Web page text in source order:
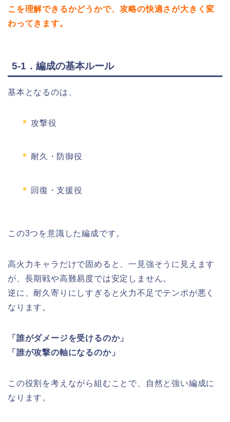
こを理解できるかどうかで、攻略の快適さが大きく変
わってきます。
5-1．編成の基本ルール
基本となるのは、
攻撃役
耐久・防御役
回復・支援役
この3つを意識した編成です。
高火力キャラだけで固めると、一見強そうに見えます
が、長期戦や高難易度では安定しません。
逆に、耐久寄りにしすぎると火力不足でテンポが悪く
なります。
「誰がダメージを受けるのか」
「誰が攻撃の軸になるのか」
この役割を考えながら組むことで、自然と強い編成に
なります。